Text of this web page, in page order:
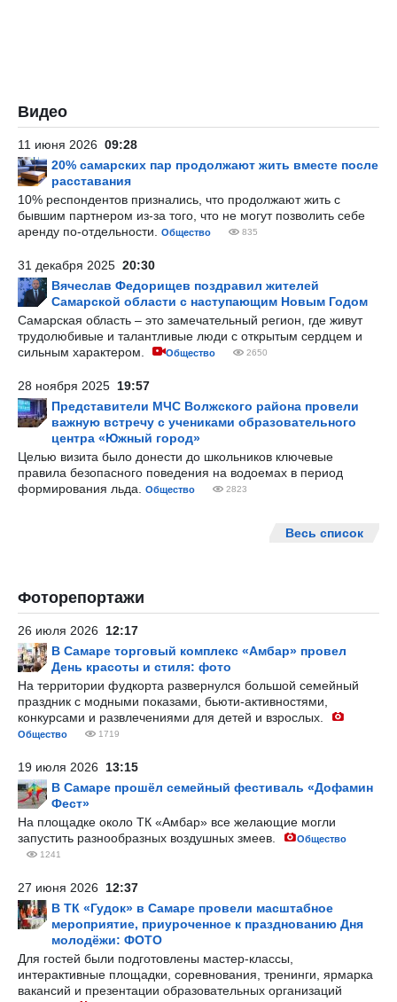
Видео
11 июня 2026 09:28
20% самарских пар продолжают жить вместе после
расставания
10% респондентов признались, что продолжают жить с
бывшим партнером из-за того, что не могут позволить себе
аренду по-отдельности.
Общество 835
31 декабря 2025 20:30
Вячеслав Федорищев поздравил жителей
Самарской области с наступающим Новым Годом
Самарская область – это замечательный регион, где живут
трудолюбивые и талантливые люди с открытым сердцем и
сильным характером.
Общество 2650
28 ноября 2025 19:57
Представители МЧС Волжского района провели
важную встречу с учениками образовательного
центра «Южный город»
Целью визита было донести до школьников ключевые
правила безопасного поведения на водоемах в период
формирования льда.
Общество 2823
Весь список
Фоторепортажи
26 июля 2026 12:17
В Самаре торговый комплекс «Амбар» провел
День красоты и стиля: фото
На территории фудкорта развернулся большой семейный
праздник с модными показами, бьюти-активностями,
конкурсами и развлечениями для детей и взрослых.
Общество 1719
19 июля 2026 13:15
В Самаре прошёл семейный фестиваль «Дофамин
Фест»
На площадке около ТК «Амбар» все желающие могли
запустить разнообразных воздушных змеев.
Общество
1241
27 июня 2026 12:37
В ТК «Гудок» в Самаре провели масштабное
мероприятие, приуроченное к празднованию Дня
молодёжи: ФОТО
Для гостей были подготовлены мастер-классы,
интерактивные площадки, соревнования, тренинги, ярмарка
вакансий и презентации образовательных организаций